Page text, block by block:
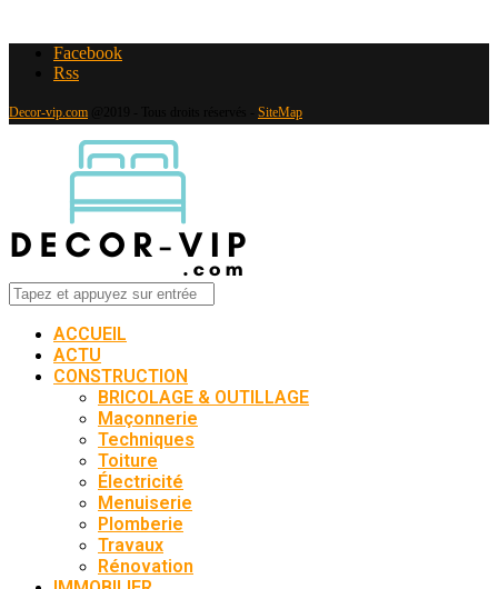
Facebook
Rss
Decor-vip.com SiteMap
ACCUEIL
ACTU
CONSTRUCTION
BRICOLAGE & OUTILLAGE
Maçonnerie
Techniques
Toiture
Électricité
Menuiserie
Plomberie
Travaux
Rénovation